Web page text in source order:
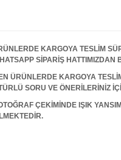
KARGOYA TESLİM
SİPARİŞ HATTIMIZDAN
KARGOYA TESLİM
SORU VE ÖNERİLERİNİZ
ÇEKİMİNDE IŞIK